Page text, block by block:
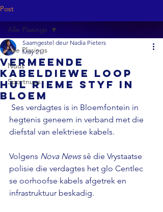
Post
Alle Plasings
Nuus
Sportnuus
Alle Plasings
Vermeende
kabeldiewe loop
hul rieme styf in
Bloem
Saamgestel deur Nadia Pieters
May 21
Ses verdagtes is in Bloemfontein in
hegtenis geneem in verband met die
diefstal van elektriese kabels.
Volgens Nova News sê die Vrystaatse
polisie die verdagtes het glo Centlec
se oorhoofse kabels afgetrek en
infrastruktuur beskadig.